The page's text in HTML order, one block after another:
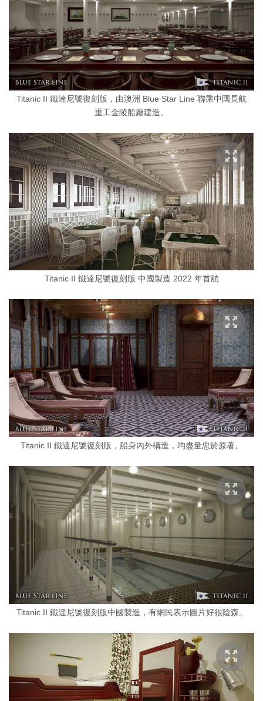
Titanic II 鐵達尼號復刻版，由澳洲 Blue Star Line 聯乘中國長航
重工金陵船廠建造。
Titanic II 鐵達尼號復刻版 中國製造 2022 年首航
Titanic II 鐵達尼號復刻版，船身內外構造，均盡量忠於原著。
Titanic II 鐵達尼號復刻版中國製造，有網民表示圖片好很陰森。